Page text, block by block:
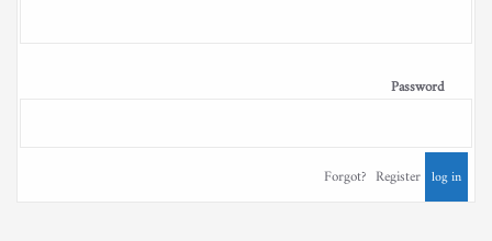
Password
Forgot? Register